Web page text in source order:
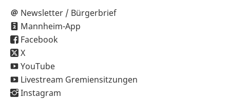
Newsletter / Bürgerbrief
Mannheim-App
Facebook
X
YouTube
Livestream Gremiensitzungen
Instagram